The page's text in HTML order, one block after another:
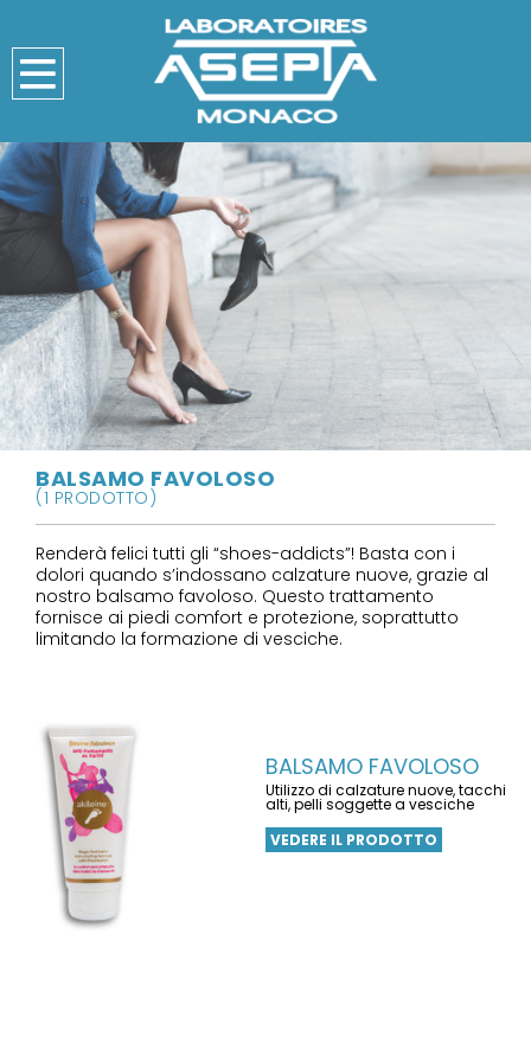
BALSAMO FAVOLOSO
(1 PRODOTTO)
Renderà felici tutti gli “shoes-addicts”! Basta con i
dolori quando s’indossano calzature nuove, grazie al
nostro balsamo favoloso. Questo trattamento
fornisce ai piedi comfort e protezione, soprattutto
limitando la formazione di vesciche.
BALSAMO FAVOLOSO
Utilizzo di calzature nuove, tacchi
alti, pelli soggette a vesciche
VEDERE IL PRODOTTO